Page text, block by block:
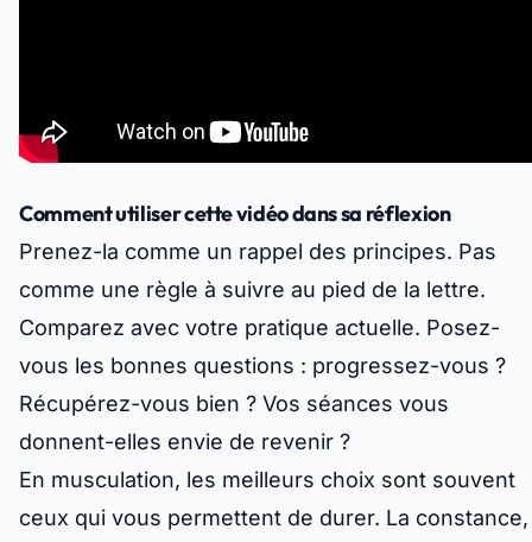
Comment utiliser cette vidéo dans sa réflexion
Prenez-la comme un rappel des principes. Pas
comme une règle à suivre au pied de la lettre.
Comparez avec votre pratique actuelle. Posez-
vous les bonnes questions : progressez-vous ?
Récupérez-vous bien ? Vos séances vous
donnent-elles envie de revenir ?
En musculation, les meilleurs choix sont souvent
ceux qui vous permettent de durer. La constance,